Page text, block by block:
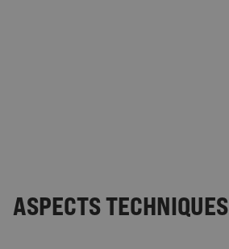
ASPECTS TECHNIQUES